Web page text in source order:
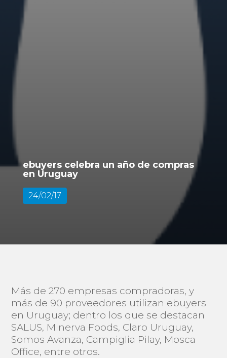
ebuyers celebra un año de compras
en Uruguay
24/02/17
Más de 270 empresas compradoras, y
más de 90 proveedores utilizan ebuyers
en Uruguay; dentro los que se destacan
SALUS, Minerva Foods, Claro Uruguay,
Somos Avanza, Campiglia Pilay, Mosca
Office, entre otros.